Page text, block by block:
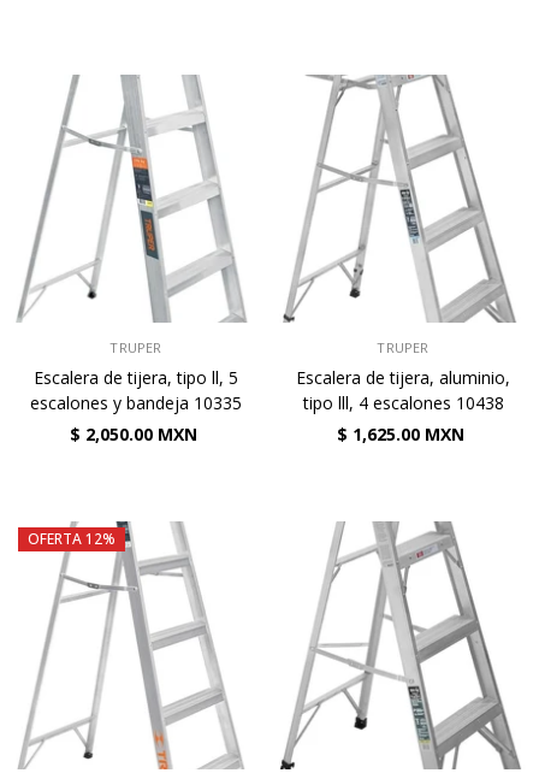
TRUPER
Escalera de tijera, tipo ll, 5
escalones y bandeja 10335
$ 2,050.00 MXN
TRUPER
Escalera de tijera, aluminio,
tipo lll, 4 escalones 10438
$ 1,625.00 MXN
OFERTA 12%